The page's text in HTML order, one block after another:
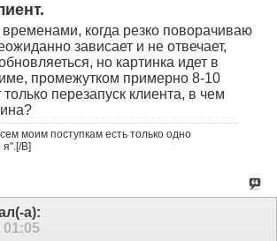
когда резко поворачиваю
зависает и не отвечает,
но картинка идет в
промежутком примерно 8-10
перезапуск клиента, в чем
моим поступкам есть только одно
B]
а):
01:05